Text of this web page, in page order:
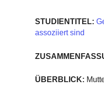
STUDIENTITEL:
assoziiert sind
ÜBERBLICK: